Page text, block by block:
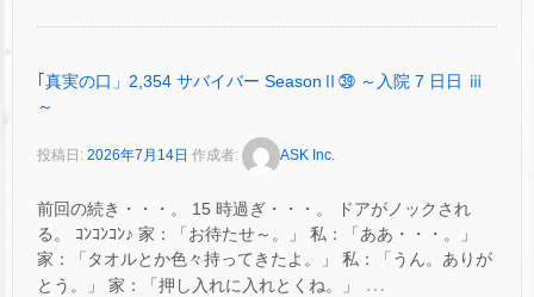
｢真実の口」2,354 サバイバー SeasonⅡ㊴ ～入院 7 日日 ⅲ
～
投稿日: 2026年7月14日 作成者: ASK Inc.
前回の続き・・・。 15 時過ぎ・・・。 ドアがノックされ
る。 ｺﾝｺﾝｺﾝ♪ 家：「お待たせ～。」 私：「ああ・・・。」
家：「タオルとか色々持ってきたよ。」 私：「うん。ありが
とう。」 家：「押し入れに入れとくね。」
…